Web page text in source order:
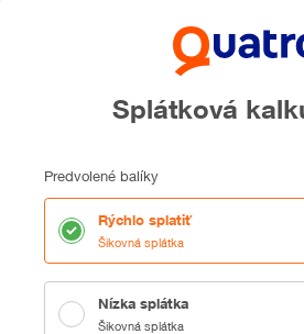
Splátková
Predvolené balíky
Rýchlo splatiť
Šikovná splátka
Nízka splátka
Šikovná splátka